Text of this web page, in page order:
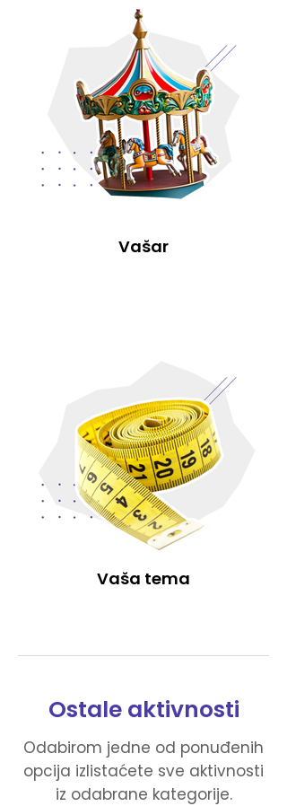
Vašar
Vaša tema
Ostale aktivnosti
Odabirom jedne od ponuđenih
opcija izlistaćete sve aktivnosti
iz odabrane kategorije.